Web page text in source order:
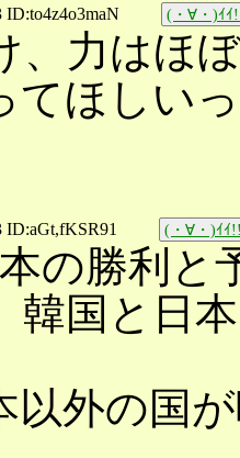
ID:to4z4o3maN (・∀・)ｲｲ
、力はほ
てほしい
ID:aGt,fKSR91 (・∀・)ｲｲ
の勝利と
韓国と日
以外の国